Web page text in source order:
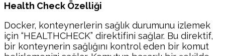
Health Check Özelliği
Docker, konteynerlerin sağlık durumunu izlemek
için “HEALTHCHECK” direktifini sağlar. Bu direktif,
bir konteynerin sağlığını kontrol eden bir komut